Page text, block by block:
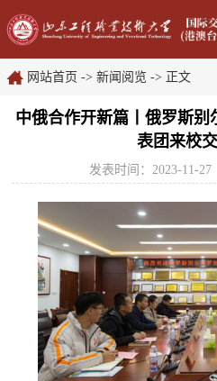
网站首页 -> 新闻阅览 -> 正文
中俄合作开新篇丨俄罗斯
表团来校
发表时间：2023-11-27